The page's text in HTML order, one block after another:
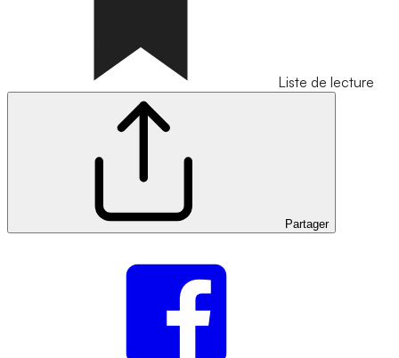
Liste de lecture
Partager